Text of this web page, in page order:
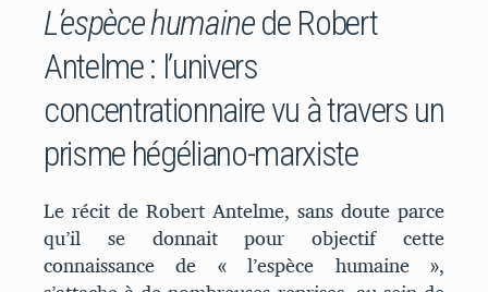
L’espèce humainede Robert
Antelme : l’univers
concentrationnaire vu à travers un
prisme hégéliano-marxiste
Le récit de Robert Antelme, sans doute parce
qu’il se donnait pour objectif cette
connaissance de « l’espèce humaine »,